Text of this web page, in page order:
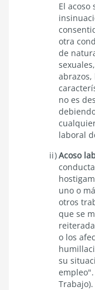
El
otra
de
abrazos,
no es
laboral
Acoso
uno o
otros
que se
o los
su
Trabajo).